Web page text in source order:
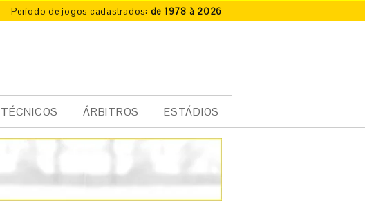
Período de jogos cadastrados: de 1978 à 2026
TÉCNICOS ÁRBITROS ESTÁDIOS